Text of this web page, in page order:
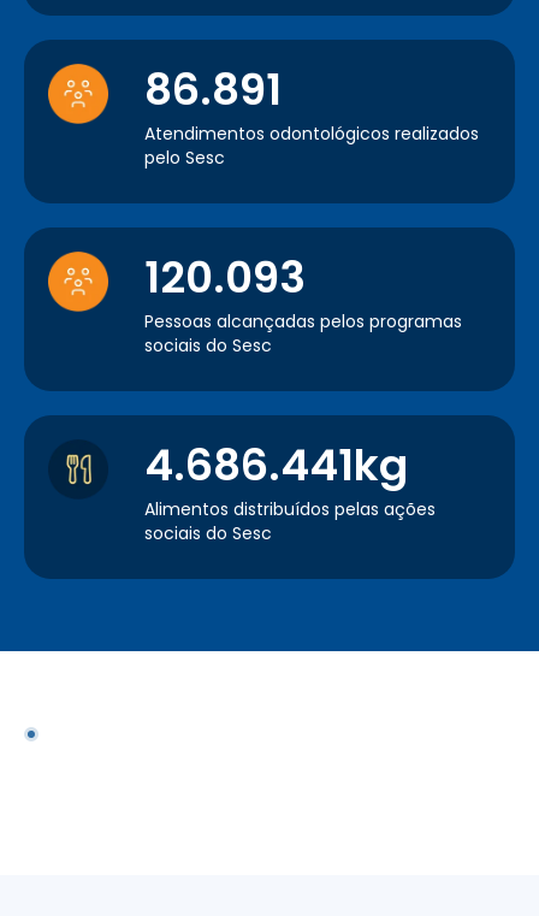
86.891
Atendimentos odontológicos realizados
pelo Sesc
120.093
Pessoas alcançadas pelos programas
sociais do Sesc
4.686.441kg
Alimentos distribuídos pelas ações
sociais do Sesc